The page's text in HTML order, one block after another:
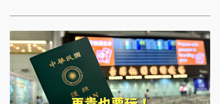
損失由易遊網吸收承擔。Klook也表示，針對受颱風影
響行程的旅客，指定適用日期的訂單，可協助辦理退
款。退票方式一次看。